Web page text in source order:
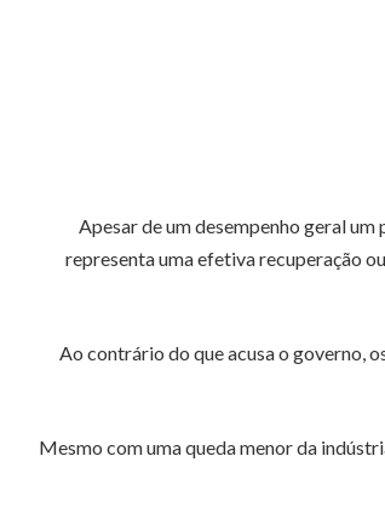
Apesar de um desempenho geral
representa uma efetiva recuperação
Ao contrário do que acusa o governo,
Mesmo com uma queda menor da